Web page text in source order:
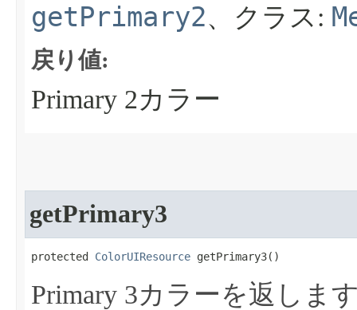
getPrimary2、クラス:
戻り値:
Primary 2カラー
getPrimary3
protected ColorUIResource getPrimary3​()
Primary 3カラーを返しま